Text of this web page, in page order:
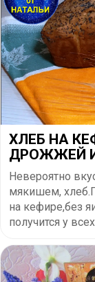
ХЛЕБ НА
ДРОЖЖЕЙ
Невероятно
мякишем,
на кефире,без
получится у